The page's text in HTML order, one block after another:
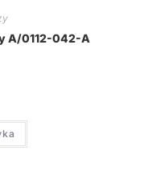
A/0112-042-A